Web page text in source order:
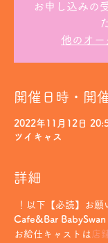
お申し込みの
他のオー
開催日時・開
2022年11月12日
ツイキャス
詳細
！以下【必読】お願
Cafe&Bar BabySwan
お給仕キャストは 店